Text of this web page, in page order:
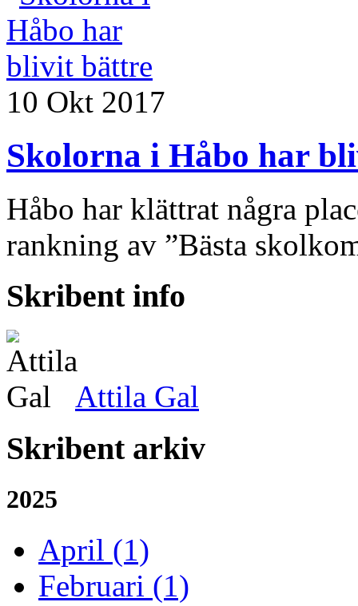
10 Okt 2017
Skolorna i Håbo har
Håbo har klättrat några
rankning av ”Bästa
Skribent info
Attila Gal
Skribent arkiv
2025
April (1)
Februari (1)